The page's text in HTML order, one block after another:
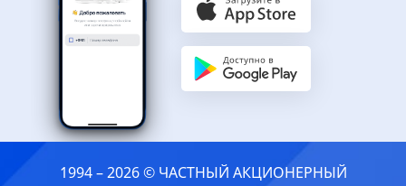
1994 – 2026 © ЧАСТНЫЙ АКЦИОНЕРНЫЙ